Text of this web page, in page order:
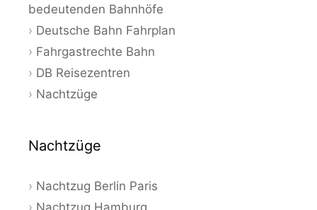
bedeutenden Bahnhöfe
Deutsche Bahn Fahrplan
Fahrgastrechte Bahn
DB Reisezentren
Nachtzüge
Nachtzüge
Nachtzug Berlin Paris